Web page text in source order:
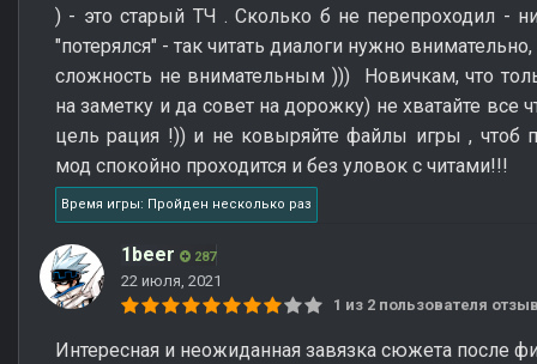
) - это старый ТЧ . Сколько б не перепроходил -
"потерялся" - так читать диалоги нужно
сложность не внимательным ))) Новичкам, что
на заметку и да совет на дорожку) не хватайте все
цель рация !)) и не ковыряйте файлы игры , чтоб
мод спокойно проходится и без уловок с читами!!!
Время игры: Пройден несколько раз
1beer 287
22 июля, 2021
1 из 2 пользователя
Интересная и неожиданная завязка сюжета после